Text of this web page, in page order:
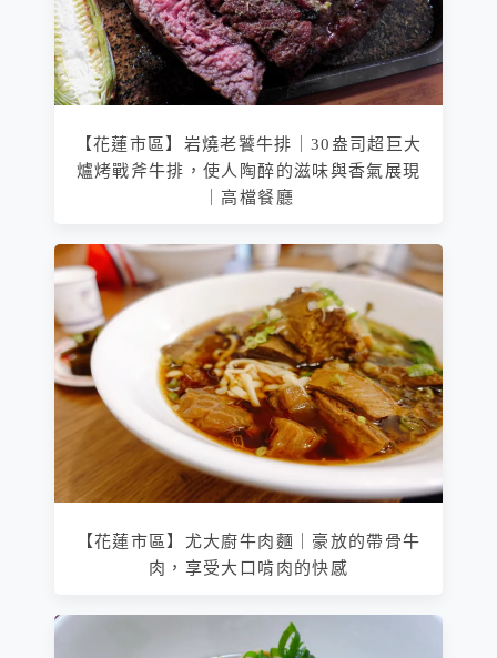
【花蓮市區】岩燒老饕牛排｜30盎司超巨大
爐烤戰斧牛排，使人陶醉的滋味與香氣展現
｜高檔餐廳
【花蓮市區】尤大廚牛肉麵｜豪放的帶骨牛
肉，享受大口啃肉的快感